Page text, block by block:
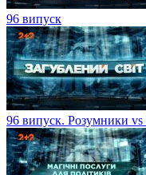
96 випуск
96 випуск. Розумники vs